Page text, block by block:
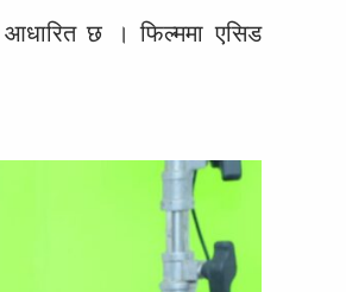
आधारित छ । फिल्ममा एसिड